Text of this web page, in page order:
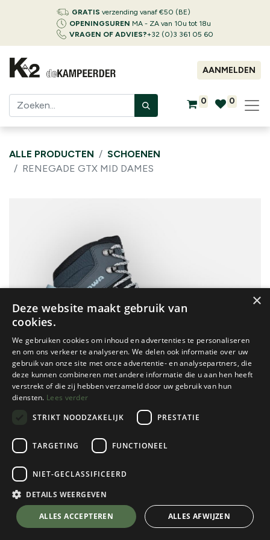
GRATIS verzending vanaf €50 (BE)
OPENINGSUREN MA - ZA van 10u tot 18u
VRAGEN OF ADVIES?+32 (0)3 361 05 60
AANMELDEN
0 0
ALLE PRODUCTEN
SCHOENEN
RENEGADE GTX MID DAMES
Lowa
Renegade GTX Mid Dames
Smokeblue
Kies een maat
💬 Stel je vraag over dit product via WhatsApp
×
Deze website maakt gebruik van
cookies.
We gebruiken cookies om inhoud en advertenties te personaliseren
en om ons verkeer te analyseren. We delen ook informatie over uw
gebruik van onze site met onze advertentie- en analysepartners, die
deze kunnen combineren met andere informatie die u aan hen heeft
verstrekt of die zij hebben verzameld door uw gebruik van hun
diensten. Lees verder
STRIKT NOODZAKELIJK
PRESTATIE
TARGETING FUNCTIONEEL
NIET-GECLASSIFICEERD
DETAILS WEERGEVEN
ALLES ACCEPTEREN ALLES AFWIJZEN